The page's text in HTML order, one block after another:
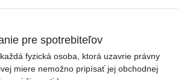
pre spotrebiteľov
fyzická osoba, ktorá uzavrie právny
miere nemožno pripísať jej obchodnej